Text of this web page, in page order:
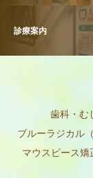
診療案内
歯科・む
ブルーラジカル
マウスピース矯